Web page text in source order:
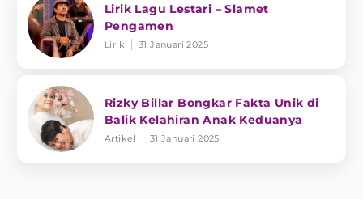
Lirik Lagu Lestari – Slamet
Pengamen
Lirik 31 Januari 2025
Rizky Billar Bongkar Fakta Unik di
Balik Kelahiran Anak Keduanya
Artikel 31 Januari 2025